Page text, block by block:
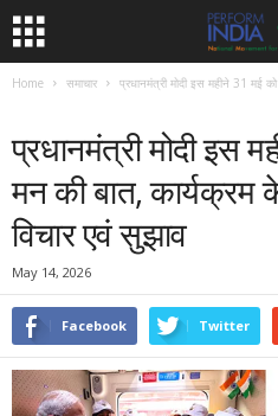
Home समाचार प्रधानमंत्री मोदी इस महीने 31 मई
प्रधानमंत्री मोदी इस
मन की बात,
विचार एवं सुझाव
May 14, 2026
Facebook Twitter